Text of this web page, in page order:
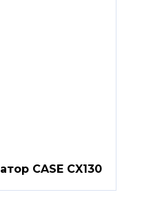
CASE CX130